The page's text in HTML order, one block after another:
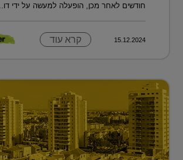
חודשים לאחר מכן, הופעלה למעשה על ידי דו...
15.12.2024 קרא עוד